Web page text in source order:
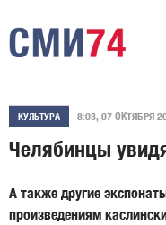
КУЛЬТУРА 8:03, 07 ОКТЯБРЯ
Челябинцы
А также другие
произведениям